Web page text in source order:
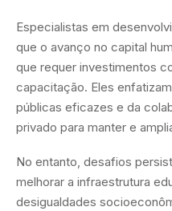
Especialistas em
que o avanço no capital
que requer investimentos
capacitação. Eles
públicas eficazes e da
privado para manter e
No entanto, desafios
melhorar a infraestrutura
desigualdades